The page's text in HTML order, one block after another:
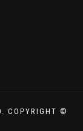
COPYRIGHT ©